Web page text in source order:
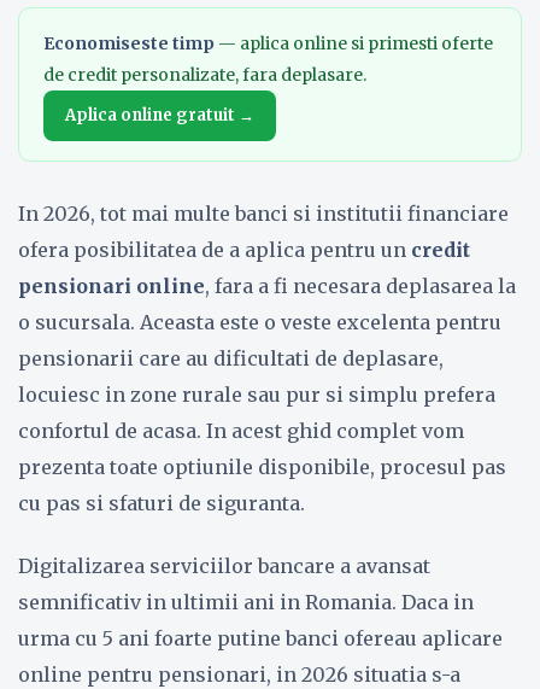
Economiseste timp — aplica online si primesti oferte
de credit personalizate, fara deplasare.
Aplica online gratuit →
In 2026, tot mai multe banci si institutii financiare
ofera posibilitatea de a aplica pentru un credit
pensionari online, fara a fi necesara deplasarea la
o sucursala. Aceasta este o veste excelenta pentru
pensionarii care au dificultati de deplasare,
locuiesc in zone rurale sau pur si simplu prefera
confortul de acasa. In acest ghid complet vom
prezenta toate optiunile disponibile, procesul pas
cu pas si sfaturi de siguranta.
Digitalizarea serviciilor bancare a avansat
semnificativ in ultimii ani in Romania. Daca in
urma cu 5 ani foarte putine banci ofereau aplicare
online pentru pensionari, in 2026 situatia s-a